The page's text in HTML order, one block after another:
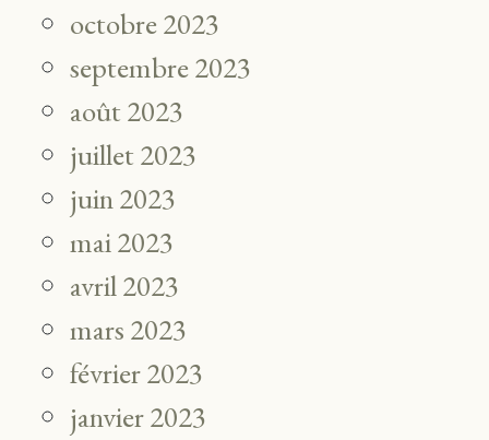
octobre 2023
septembre 2023
août 2023
juillet 2023
juin 2023
mai 2023
avril 2023
mars 2023
février 2023
janvier 2023